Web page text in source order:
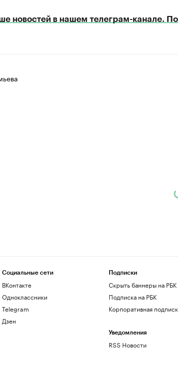
новостей в нашем телеграм-канале.
Социальные сети
ВКонтакте
Одноклассники
Telegram
Дзен
Подписки
Скрыть баннеры на РБК
Подписка на РБК
Корпоративная
Уведомления
RSS Новости